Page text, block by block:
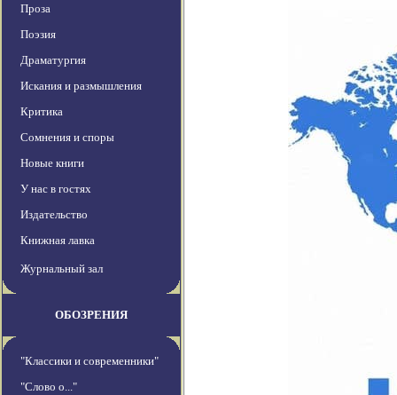
Проза
Поэзия
Драматургия
Искания и размышления
Критика
Сомнения и споры
Новые книги
У нас в гостях
Издательство
Книжная лавка
Журнальный зал
ОБОЗРЕНИЯ
"Классики и современники"
"Слово о..."